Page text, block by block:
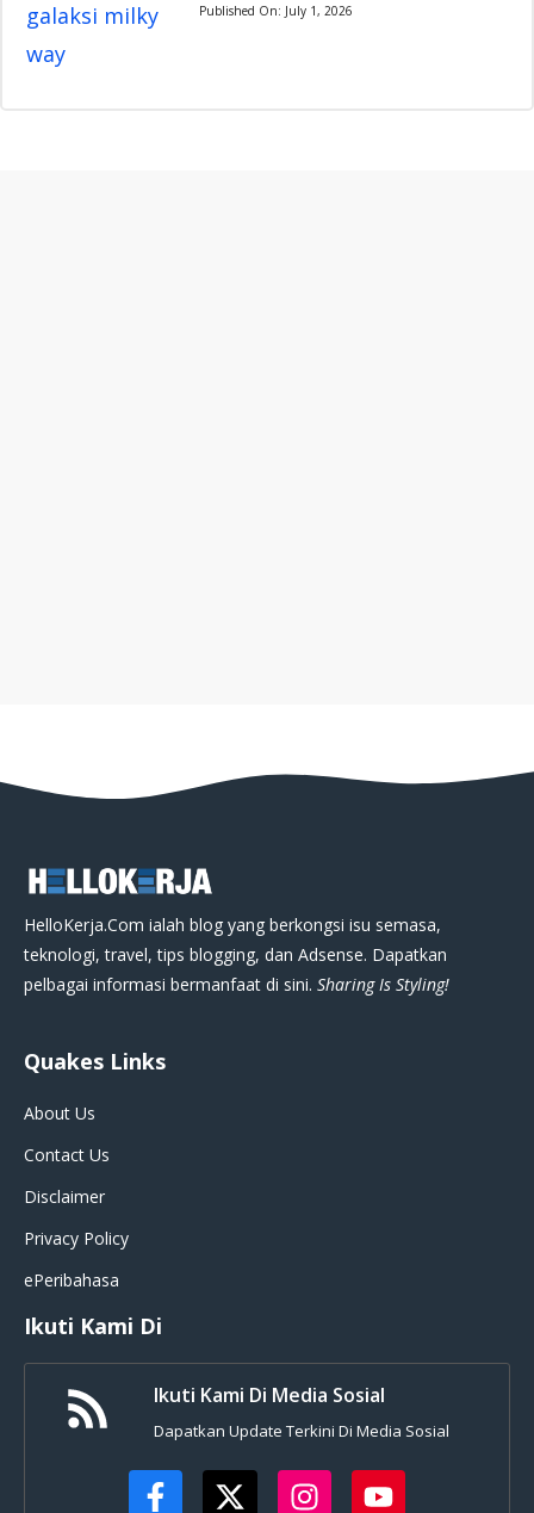
Published On: July 1, 2026
HelloKerja.Com ialah blog yang berkongsi isu semasa,
teknologi, travel, tips blogging, dan Adsense. Dapatkan
pelbagai informasi bermanfaat di sini. Sharing Is Styling!
Quakes Links
About Us
Contact Us
Disclaimer
Privacy Policy
ePeribahasa
Ikuti Kami Di
Ikuti Kami Di Media Sosial
Dapatkan Update Terkini Di Media Sosial